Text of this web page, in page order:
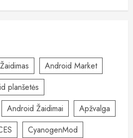
Android Market
planšetės
Android Žaidimai
Apžvalga
CyanogenMod